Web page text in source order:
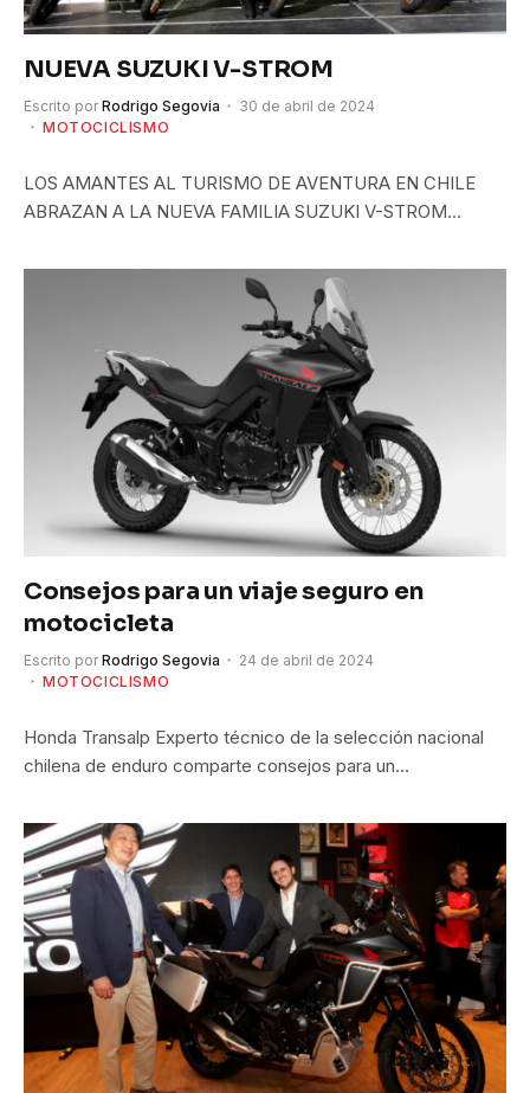
NUEVA SUZUKI V-STROM
Escrito por Rodrigo Segovia
30 de abril de 2024
MOTOCICLISMO
LOS AMANTES AL TURISMO DE AVENTURA EN CHILE
ABRAZAN A LA NUEVA FAMILIA SUZUKI V-STROM…
Consejos para un viaje seguro en
motocicleta
Escrito por Rodrigo Segovia
24 de abril de 2024
MOTOCICLISMO
Honda Transalp Experto técnico de la selección nacional
chilena de enduro comparte consejos para un…